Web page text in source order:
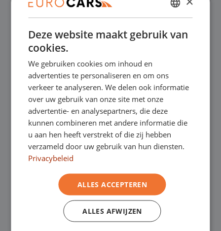
Financial lease – Soepele acceptatie
Gratis thuisbezorgd bij online aankoop
Onze showrooms
Je bent van harte welkom in een van onze
showrooms om de occasions te bekijken –
en natuurlijk voor een lekkere kop koffie!
kunt in Asten terecht voor onze
bedrijfswagens en in Oss, Geldrop en
DUTCH
ENGLISH
Deze website maakt gebruik van
cookies.
We gebruiken cookies om inhoud en
advertenties te personaliseren en om ons
verkeer te analyseren. We delen ook informatie
over uw gebruik van onze site met onze
advertentie- en analysepartners, die deze
kunnen combineren met andere informatie die
u aan hen heeft verstrekt of die zij hebben
verzameld door uw gebruik van hun diensten.
Privacybeleid
ALLES ACCEPTEREN
ALLES AFWIJZEN